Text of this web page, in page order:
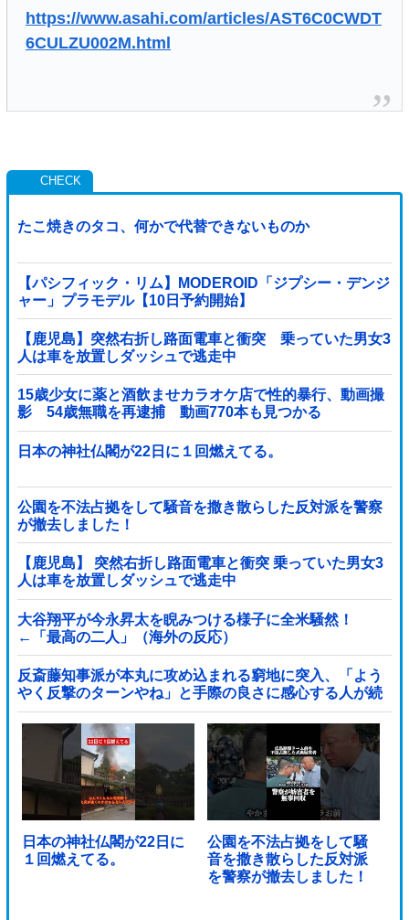
https://www.asahi.com/articles/AST6C0CWDT
6CULZU002M.html
たこ焼きのタコ、何かで代替できないものか
【パシフィック・リム】MODEROID「ジプシー・デンジ
ャー」プラモデル【10日予約開始】
【鹿児島】突然右折し路面電車と衝突 乗っていた男女3
人は車を放置しダッシュで逃走中
15歳少女に薬と酒飲ませカラオケ店で性的暴行、動画撮
影 54歳無職を再逮捕 動画770本も見つかる
日本の神社仏閣が22日に１回燃えてる。
公園を不法占拠をして騒音を撒き散らした反対派を警察
が撤去しました！
【鹿児島】 突然右折し路面電車と衝突 乗っていた男女3
人は車を放置しダッシュで逃走中
大谷翔平が今永昇太を睨みつける様子に全米騒然！
←「最高の二人」（海外の反応）
反斎藤知事派が本丸に攻め込まれる窮地に突入、「よう
やく反撃のターンやね」と手際の良さに感心する人が続
出中他
日本の神社仏閣が22日に
１回燃えてる。
公園を不法占拠をして騒
音を撒き散らした反対派
を警察が撤去しました！